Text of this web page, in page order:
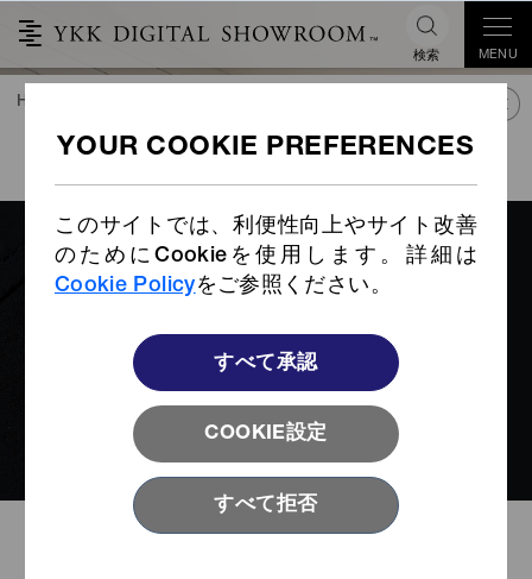
このサイトでは、利便性向上やサイト改善
のためにCookieを使用します。詳細は
Cookie Policyをご参照ください。
COOKIE設定
すべて承認
すべて拒否
検索 MENU
リペア対応スライダー
リペア対応スライダー|リペア対応ファスニン
HOME